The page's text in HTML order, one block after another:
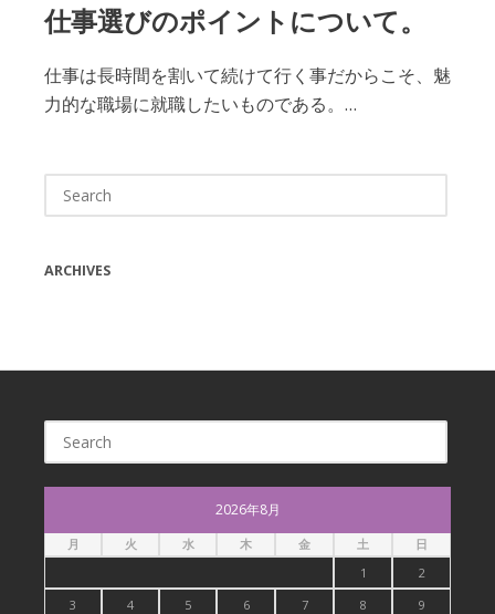
仕事選びのポイントについて。
仕事は長時間を割いて続けて行く事だからこそ、魅
力的な職場に就職したいものである。…
for:
ARCHIVES
for:
2026年8月
月 火 水 木 金 土
日
1
2
3
4 5 6 7 8
9